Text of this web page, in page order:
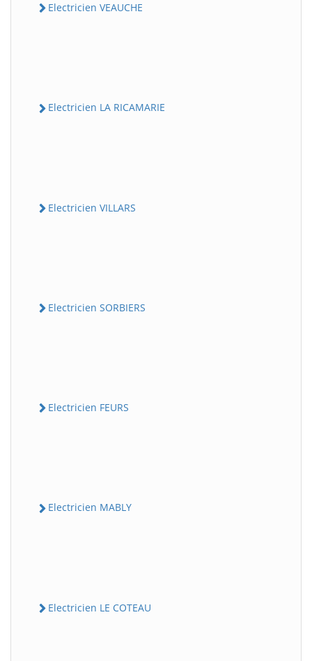
Electricien VEAUCHE
Electricien LA RICAMARIE
Electricien VILLARS
Electricien SORBIERS
Electricien FEURS
Electricien MABLY
Electricien LE COTEAU